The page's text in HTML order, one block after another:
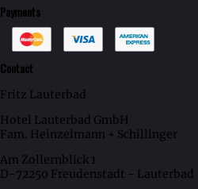
Payments
Contact
Fritz Lauterbad
Hotel Lauterbad GmbH
Fam. Heinzelmann + Schillinger
Am Zollernblick 1
D-72250 Freudenstadt - Lauterbad